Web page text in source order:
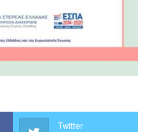
Twitter